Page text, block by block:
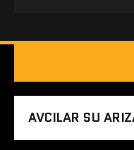
AVCILAR SU